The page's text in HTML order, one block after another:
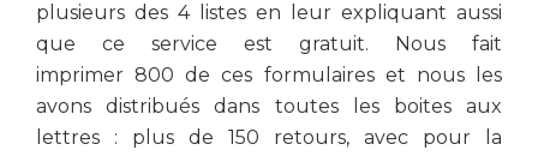
plusieurs des 4 listes en leur expliquant aussi
que ce service est gratuit. Nous fait
imprimer 800 de ces formulaires et nous les
avons distribués dans toutes les boites aux
lettres : plus de 150 retours, avec pour la